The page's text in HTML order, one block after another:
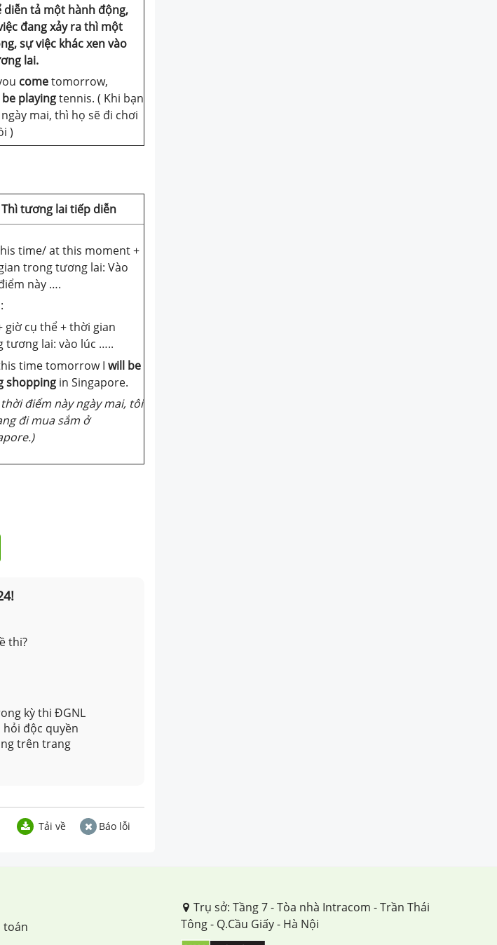
diễn tả một hành động,
đang xảy ra thì một
sự việc khác xen vào
lai.
cometomorrow,
playingtennis. ( Khi bạn
mai, thì họ sẽ đi chơi
)
Thì tương lai tiếp diễn
time/ at this moment +
trong tương lai: Vào
này ….
giờ cụ thể + thời gian
tương lai: vào lúc …..
time tomorrow I will be
shopping in Singapore.
điểm này ngày mai, tôi
đi mua sắm ở
thi?
kỳ thi ĐGNL
độc quyền
trên trang
Tải về Báo lỗi
toán
Trụ sở: Tầng 7 - Tòa nhà Intracom - Trần Thái
Tông - Q.Cầu Giấy - Hà Nội